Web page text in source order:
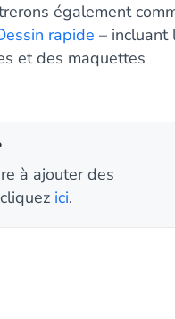
également
rapide – incluant
et des maquettes
à ajouter des
ici.